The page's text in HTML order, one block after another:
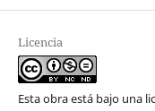
Licencia
Esta obra está bajo una